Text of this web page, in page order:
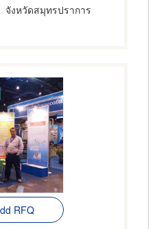
จังหวัดสมุทรปราการ
RFQ